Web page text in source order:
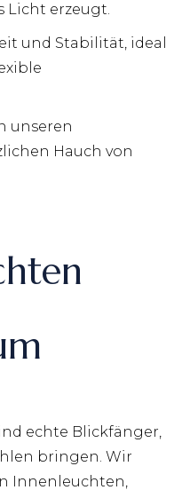
Licht erzeugt.
und Stabilität, ideal
unseren
Hauch von
echte Blickfänger,
bringen. Wir
Innenleuchten,